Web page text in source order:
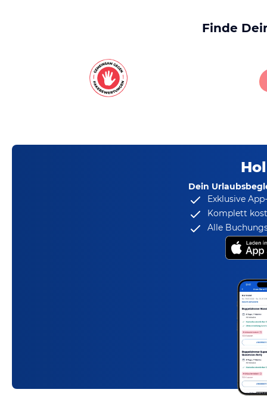
Finde
Dein
Exklusive
Komplett
Alle